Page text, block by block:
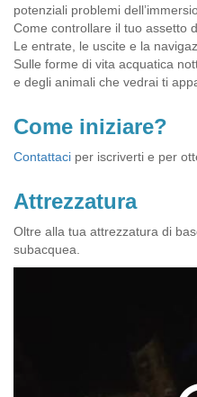
potenziali problemi
Come controllare il tuo assetto
Le entrate, le uscite e la
Sulle forme di vita acquatica
e degli animali che vedrai ti
Come iniziare?
Contattaci per iscriverti e per
Attrezzatura
Oltre alla tua attrezzatura di
subacquea.